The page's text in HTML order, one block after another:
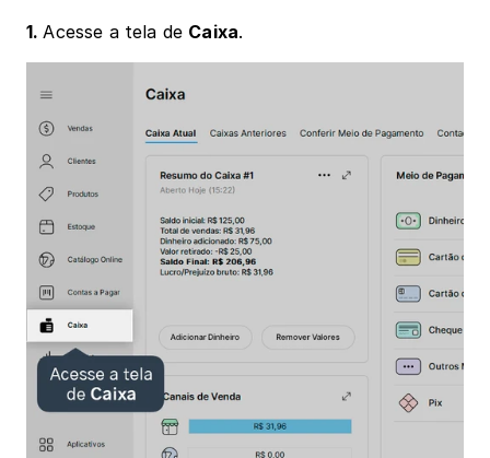
1. Acesse a tela de Caixa.